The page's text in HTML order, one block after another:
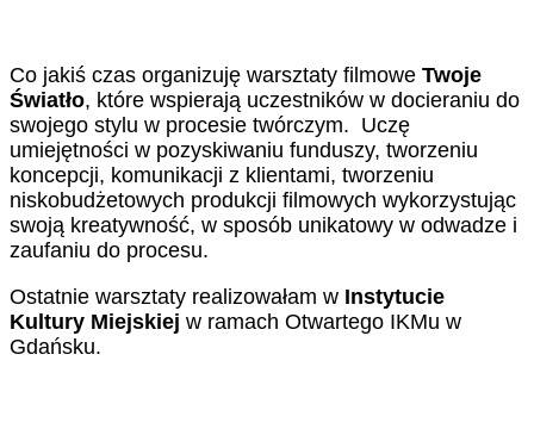
Co jakiś czas organizuję warsztaty filmowe Twoje
Światło, które wspierają uczestników w docieraniu do
swojego stylu w procesie twórczym. Uczę
umiejętności w pozyskiwaniu funduszy, tworzeniu
koncepcji, komunikacji z klientami, tworzeniu
niskobudżetowych produkcji filmowych wykorzystując
swoją kreatywność, w sposób unikatowy w odwadze i
zaufaniu do procesu.
Ostatnie warsztaty realizowałam w Instytucie
Kultury Miejskiej w ramach Otwartego IKMu w
Gdańsku.